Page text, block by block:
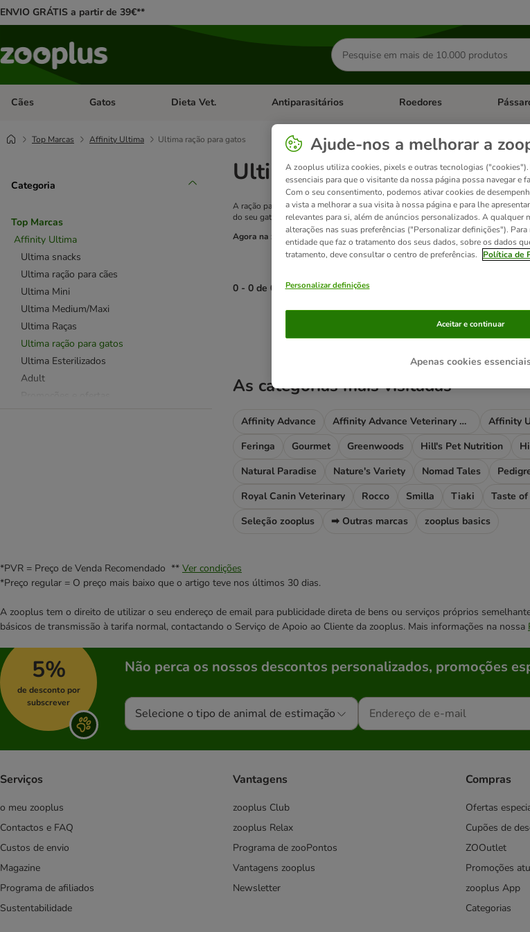
ENVIO GRÁTIS a partir de 39€**
Pesquisar
produtos
Cães Abrir menu de categoria: Cães
Gatos Abrir menu de categoria: Gatos
Dieta Vet. Abrir menu de categoria: Dieta Vet.
Antiparasitários Abrir menu de categoria:
Roedores Abrir
Top Marcas Affinity Ultima Ultima ração para gatos
Categoria
Top Marcas
Affinity Ultima
Ultima snacks
Ultima ração para cães
Ultima Mini
Ultima Medium/Maxi
Ultima Raças
Ultima ração para gatos
Ultima Esterilizados
Adult
Ultima ração para gatos
A ração para gatos Ultima da Affinity constitui uma alimentação equilibrada -
do seu gato. Ao alimentar o seu gato com Ultima da Affinity, este certamente
Agora na zooplus está também disponível comida húmida da Ultima de
0 - 0 de 0 resultados
As categorias mais visitadas
Affinity Advance Affinity Advance Veterinary Diets Affinity
Feringa
Gourmet Greenwoods Hill's Pet Nutrition
Natural Paradise
Nature's Variety Nomad Tales
Royal Canin Veterinary
Rocco Smilla Tiaki Taste
Seleção zooplus
➡ Outras marcas zooplus basics
*PVR = Preço de Venda Recomendado ** Ver condições
*Preço regular = O preço mais baixo que o artigo teve nos últimos 30 dias.
A zooplus tem o direito de utilizar o seu endereço de email para publicidade direta de bens ou serviços próprios
básicos de transmissão à tarifa normal, contactando o Serviço de Apoio ao Cliente da zooplus. Mais informações na nossa
5%
de desconto por
subscrever
Não perca os nossos descontos personalizados, promoções
Selecione o tipo de animal de estimação
Serviços
o meu zooplus
Contactos e FAQ
Custos de envio
Magazine
Programa de afiliados
Sustentabilidade
Vantagens
zooplus Club
zooplus Relax
Programa de zooPontos
Vantagens zooplus
Newsletter
Compras
Ofertas
Cupões de
ZOOutlet
Promoções
zooplus App
Categorias
Ajude-nos a melhorar a
A zooplus utiliza cookies, pixels e outras tecnologias ("cookies").
essenciais para que o visitante da nossa página possa navegar e
Com o seu consentimento, podemos ativar cookies de
a vista a melhorar a sua visita à nossa página e para lhe
relevantes para si, além de anúncios personalizados. A qualquer
alterações nas suas preferências ("Personalizar definições").
entidade que faz o tratamento dos seus dados, sobre os dados
tratamento, deve consultar o centro de preferências.
Política de
Personalizar definições
Apenas cookies
Aceitar e continuar